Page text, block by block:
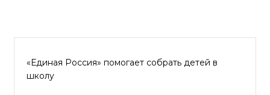
«Единая Россия» помогает собрать детей в
школу